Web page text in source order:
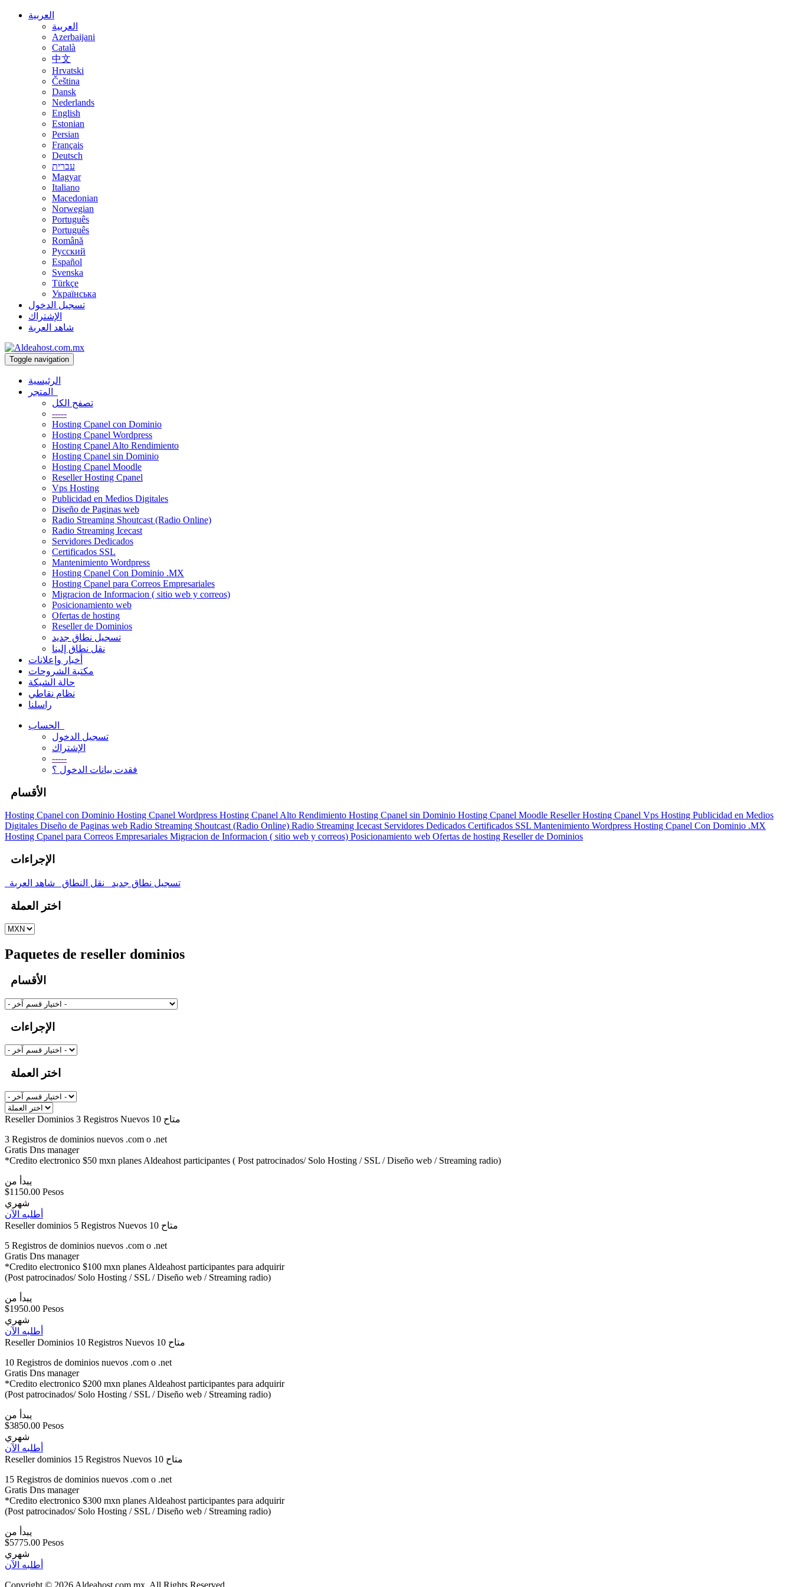
العربية
العربية
Azerbaijani
Català
中文
Hrvatski
Čeština
Dansk
Nederlands
English
Estonian
Persian
Français
Deutsch
עברית
Magyar
Italiano
Macedonian
Norwegian
Português
Português
Română
Русский
Español
Svenska
Türkçe
Українська
تسجيل الدخول
الإشتراك
شاهد العربة
Toggle navigation
الرئيسية
تصفح الكل
-----
Hosting Cpanel con Dominio
Hosting Cpanel Wordpress
Hosting Cpanel Alto Rendimiento
Hosting Cpanel sin Dominio
Hosting Cpanel Moodle
Reseller Hosting Cpanel
Vps Hosting
Publicidad en Medios Digitales
Diseño de Paginas web
Radio Streaming Shoutcast (Radio Online)
Radio Streaming Icecast
Servidores Dedicados
Certificados SSL
Mantenimiento Wordpress
Hosting Cpanel Con Dominio .MX
Hosting Cpanel para Correos Empresariales
Migracion de Informacion ( sitio web y correos)
Posicionamiento web
Ofertas de hosting
Reseller de Dominios
تسجيل نطاق جديد
نقل نطاق إلينا
أخبار وإعلانات
مكتبة الشروحات
حالة الشبكة
نظام نقاطي
راسلنا
تسجيل الدخول
الإشتراك
-----
فقدت بيانات الدخول ؟
الأقسام
Hosting Cpanel con Dominio Hosting Cpanel Wordpress Hosting Cpanel Alto Rendimiento Hosting Cpanel sin Dominio Hosting Cpanel Moodle Reseller Hosting Cpanel Vps Hosting Publicidad en Medios
Digitales Diseño de Paginas web Radio Streaming Shoutcast (Radio Online) Radio Streaming Icecast Servidores Dedicados Certificados SSL Mantenimiento Wordpress Hosting Cpanel Con Dominio .MX
Hosting Cpanel para Correos Empresariales Migracion de Informacion ( sitio web y correos) Posicionamiento web Ofertas de hosting Reseller de Dominios
الإجراءات
تسجيل نطاق جديد نقل النطاق شاهد العربة
اختر العملة
Paquetes de reseller dominios
الأقسام
الإجراءات
اختر العملة
Reseller Dominios 3 Registros Nuevos
10 متاح
3 Registros de dominios nuevos .com o .net
Gratis Dns manager
*Credito electronico $50 mxn planes Aldeahost participantes ( Post patrocinados/ Solo Hosting / SSL / Diseño web / Streaming radio)
يبدأ من
$1150.00 Pesos
شهري
أطلبه الآن
Reseller dominios 5 Registros Nuevos
10 متاح
5 Registros de dominios nuevos .com o .net
Gratis Dns manager
*Credito electronico $100 mxn planes Aldeahost participantes para adquirir
(Post patrocinados/ Solo Hosting / SSL / Diseño web / Streaming radio)
يبدأ من
$1950.00 Pesos
شهري
أطلبه الآن
Reseller Dominios 10 Registros Nuevos
10 متاح
10 Registros de dominios nuevos .com o .net
Gratis Dns manager
*Credito electronico $200 mxn planes Aldeahost participantes para adquirir
(Post patrocinados/ Solo Hosting / SSL / Diseño web / Streaming radio)
يبدأ من
$3850.00 Pesos
شهري
أطلبه الآن
Reseller dominios 15 Registros Nuevos
10 متاح
15 Registros de dominios nuevos .com o .net
Gratis Dns manager
*Credito electronico $300 mxn planes Aldeahost participantes para adquirir
(Post patrocinados/ Solo Hosting / SSL / Diseño web / Streaming radio)
يبدأ من
$5775.00 Pesos
شهري
أطلبه الآن
Copyright © 2026 Aldeahost.com.mx. All Rights Reserved.